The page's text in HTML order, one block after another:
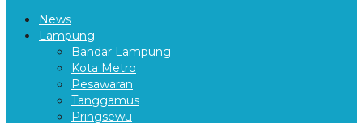
News
Lampung
Bandar Lampung
Kota Metro
Pesawaran
Tanggamus
Pringsewu